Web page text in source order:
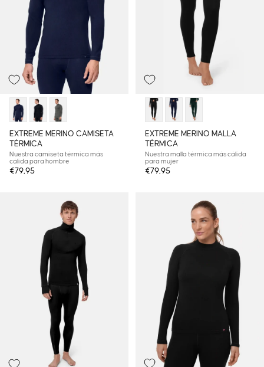
EXTREME MERINO CAMISETA
TÉRMICA
Nuestra camiseta térmica más
cálida para hombre
€79,95
EXTREME MERINO MALLA
TÉRMICA
Nuestra malla térmica más cálida
para mujer
€79,95